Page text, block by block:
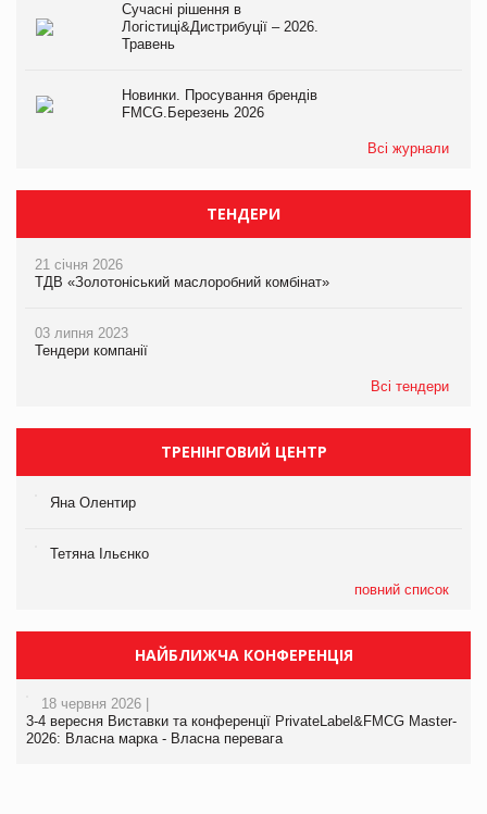
Сучасні рішення в
Логістиці&Дистрибуції – 2026.
Травень
Новинки. Просування брендів
FMCG.Березень 2026
Всі журнали
ТЕНДЕРИ
21 січня 2026
ТДВ «Золотоніський маслоробний комбінат»
03 липня 2023
Тендери компанії
Всі тендери
ТРЕНІНГОВИЙ ЦЕНТР
Яна Олентир
Тетяна Ільєнко
повний список
НАЙБЛИЖЧА КОНФЕРЕНЦІЯ
18 червня 2026 |
3-4 вересня Виставки та конференції PrivateLabel&FMCG Master-
2026: Власна марка - Власна перевага